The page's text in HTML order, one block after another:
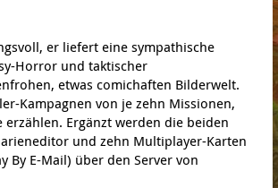
er liefert eine sympathische
Horror und taktischer
etwas comichaften Bilderwelt.
Kampagnen von je zehn Missionen,
Ergänzt werden die beiden
und zehn Multiplayer-Karten
By E-Mail) über den Server von